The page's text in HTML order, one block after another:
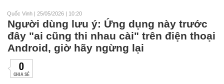
Quốc Vinh | 25/05/2026 | 10:20
Người dùng lưu ý: Ứng dụng này trước
đây "ai cũng thi nhau cài" trên điện thoại
Android, giờ hãy ngừng lại
0
CHIA SẺ